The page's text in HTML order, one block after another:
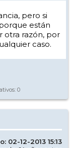
pero si
están
otra razón, por
caso.
0
02-12-2013 15:13